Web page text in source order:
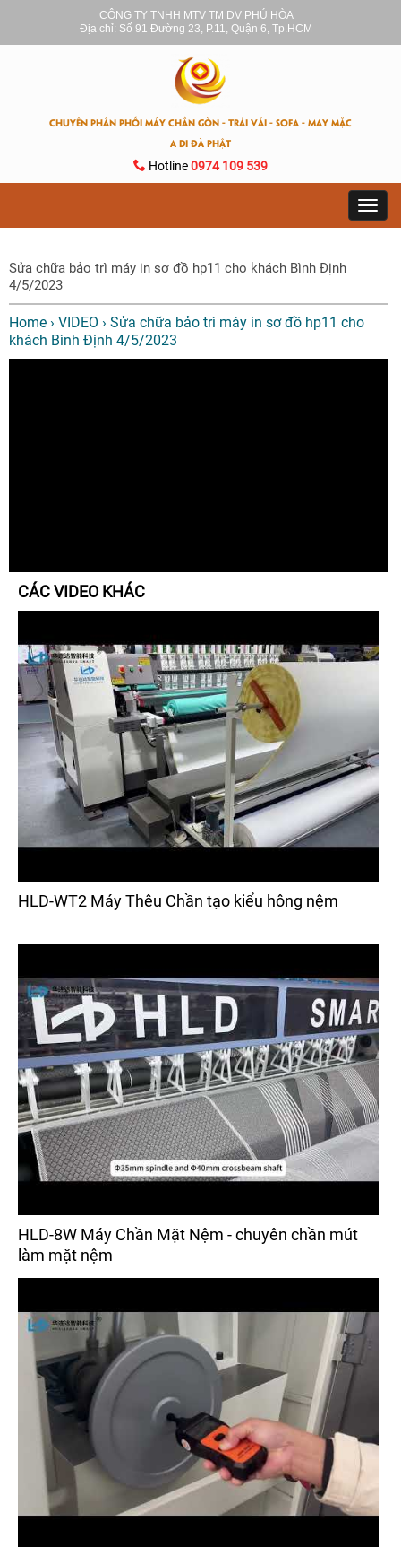
CÔNG TY TNHH MTV TM DV PHÚ HÒA
Địa chỉ: Số 91 Đường 23, P.11, Quận 6, Tp.HCM
CHUYÊN PHÂN PHỐI MÁY CHẦN GÒN - TRẢI VẢI - SOFA - MAY MẶC
A DI ĐÀ PHẬT
Hotline0974 109 539
Sửa chữa bảo trì máy in sơ đồ hp11 cho khách Bình Định
4/5/2023
Home › VIDEO › Sửa chữa bảo trì máy in sơ đồ hp11 cho
khách Bình Định 4/5/2023
CÁC VIDEO KHÁC
HLD-WT2 Máy Thêu Chần tạo kiểu hông nệm
HLD-8W Máy Chần Mặt Nệm - chuyên chần mút
làm mặt nệm